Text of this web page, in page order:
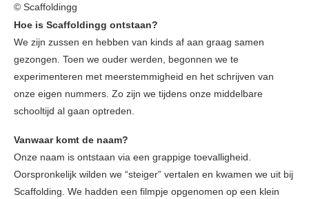
© Scaffoldingg
Hoe is Scaffoldingg ontstaan?
We zijn zussen en hebben van kinds af aan graag samen
gezongen. Toen we ouder werden, begonnen we te
experimenteren met meerstemmigheid en het schrijven van
onze eigen nummers. Zo zijn we tijdens onze middelbare
schooltijd al gaan optreden.
Vanwaar komt de naam?
Onze naam is ontstaan via een grappige toevalligheid.
Oorspronkelijk wilden we “steiger” vertalen en kwamen we uit bij
Scaffolding. We hadden een filmpje opgenomen op een klein